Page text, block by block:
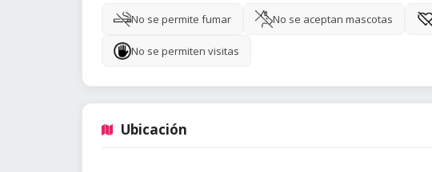
No se permite fumar No se aceptan mascotas
No se permiten visitas
Ubicación